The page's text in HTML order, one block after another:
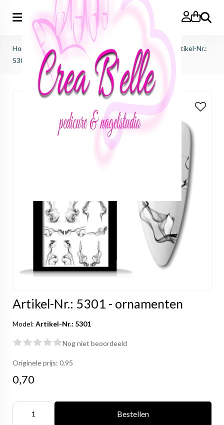
Zoeken
Home afprijzingen>sale waterdecals ink victus > Artikel-Nr.:
5301 - ornamenten
Artikel-Nr.: 5301 - ornamenten
Model: Artikel-Nr.: 5301
Nog niet beoordeeld
Originele prijs: 0,95
0,70
Bestellen